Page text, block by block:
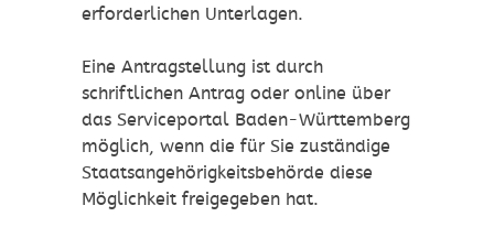
erforderlichen Unterlagen.
Eine Antragstellung ist durch
schriftlichen Antrag oder online über
das Serviceportal Baden-Württemberg
möglich, wenn die für Sie zuständige
Staatsangehörigkeitsbehörde diese
Möglichkeit freigegeben hat.